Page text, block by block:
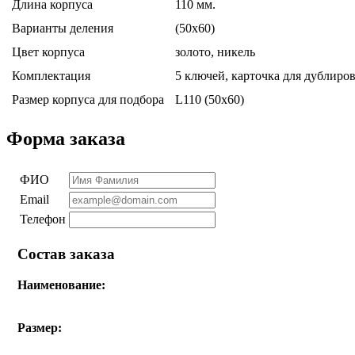
Длина корпуса
110 мм.
Варианты деления
(50x60)
Цвет корпуса
золото, никель
Комплектация
5 ключей, карточка для
Размер корпуса для подбора
L110 (50x60)
Форма заказа
ФИО
Email
Телефон
Состав заказа
Наименование:
Размер: